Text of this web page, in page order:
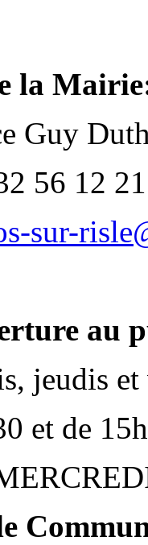
la
Guy
56 12 21
sur-
au
jeudis et
et de